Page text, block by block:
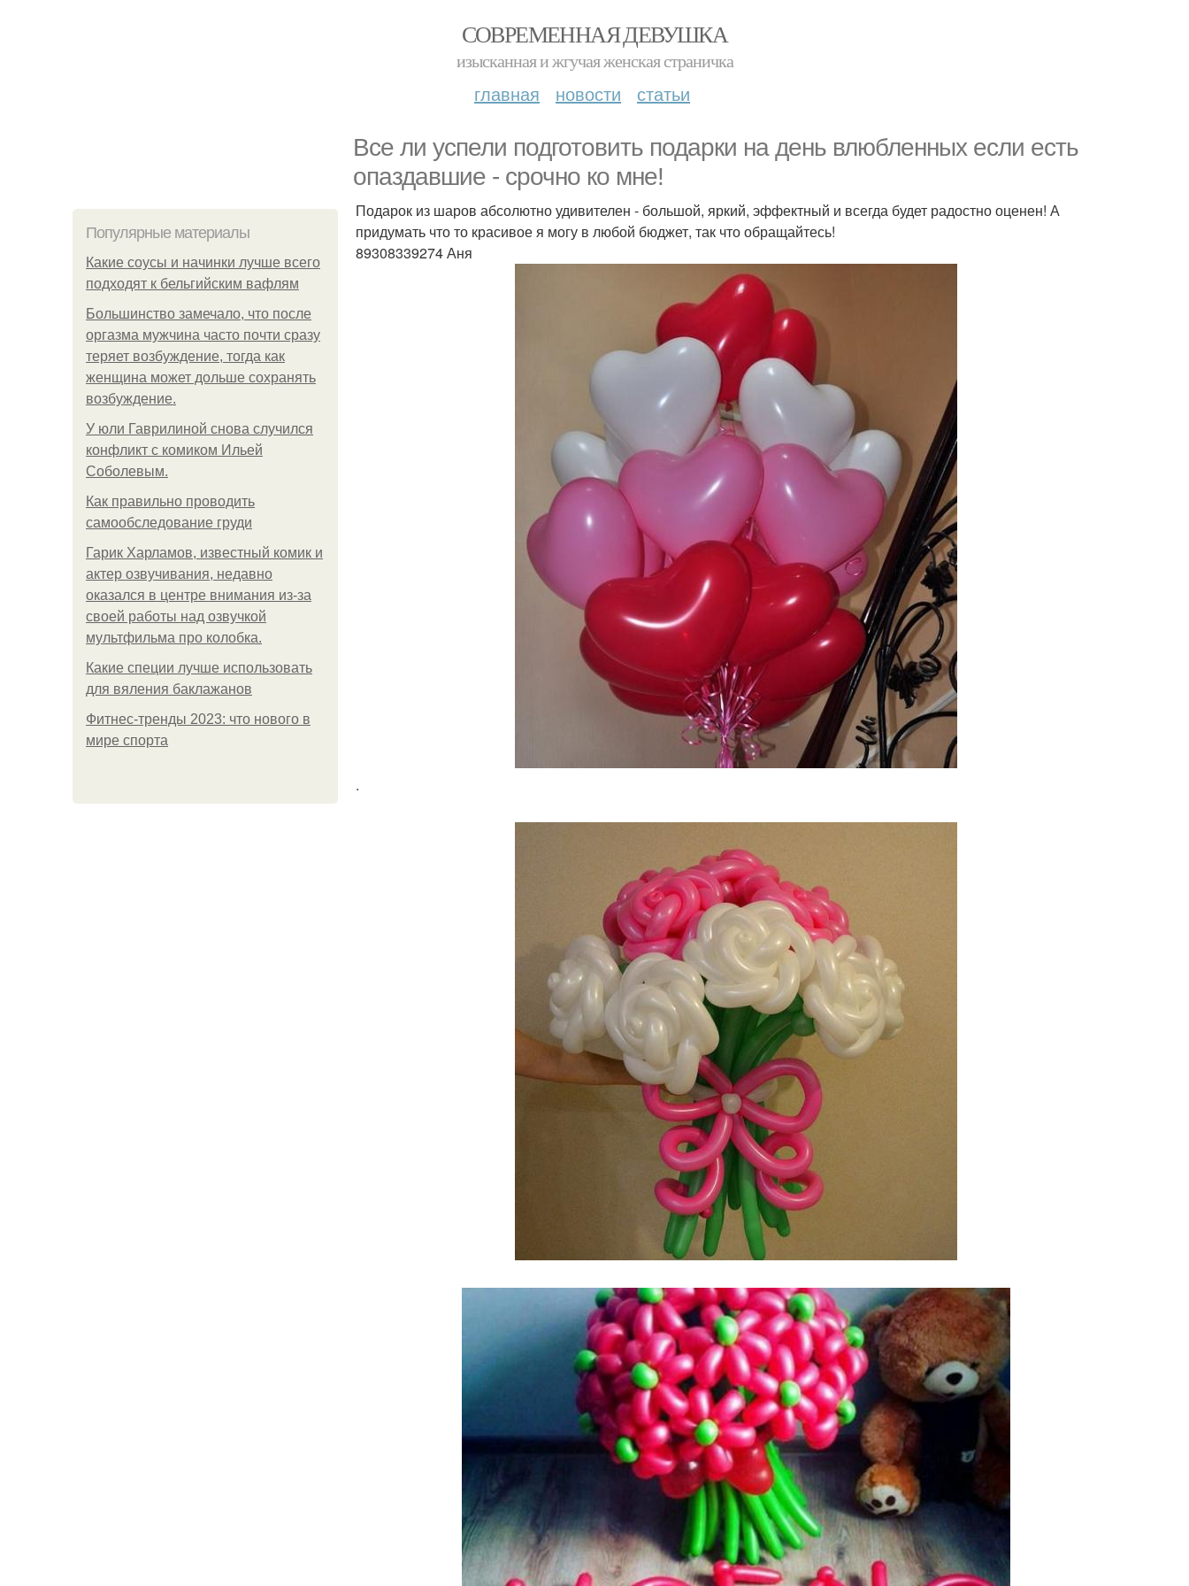
СОВРЕМЕННАЯ ДЕВУШКА
изысканная и жгучая женская страничка
главная новости статьи
Все ли успели подготовить подарки на день влюбленных если есть
опаздавшие - срочно ко мне!
Популярные материалы
Какие соусы и начинки лучше всего
подходят к бельгийским вафлям
Большинство замечало, что после
оргазма мужчина часто почти сразу
теряет возбуждение, тогда как
женщина может дольше сохранять
возбуждение.
У юли Гаврилиной снова случился
конфликт с комиком Ильей
Соболевым.
Как правильно проводить
самообследование груди
Гарик Харламов, известный комик и
актер озвучивания, недавно
оказался в центре внимания из-за
своей работы над озвучкой
мультфильма про колобка.
Какие специи лучше использовать
для вяления баклажанов
Фитнес-тренды 2023: что нового в
мире спорта
Подарок из шаров абсолютно удивителен - большой, яркий, эффектный и всегда будет радостно оценен! А
придумать что то красивое я могу в любой бюджет, так что обращайтесь!
89308339274 Аня
.